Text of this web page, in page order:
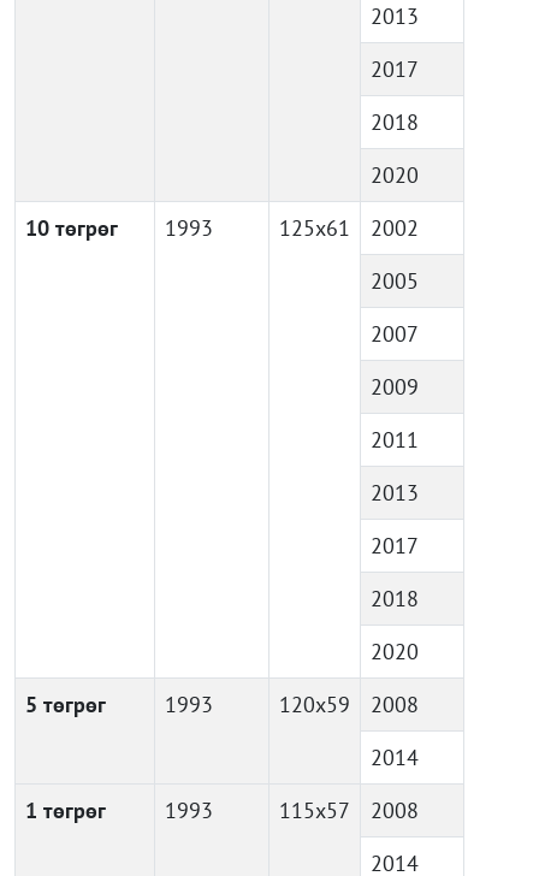
2013
2017
2018
2020
10 төгрөг
1993 125x61
2002
2005
2007
2009
2011
2013
2017
2018
2020
5 төгрөг
1993 120x59
2008
2014
1 төгрөг
1993 115x57
2008
2014